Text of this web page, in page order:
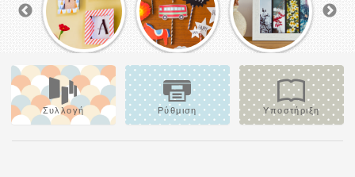
Συλλογή Ρύθμιση Υποστήριξη